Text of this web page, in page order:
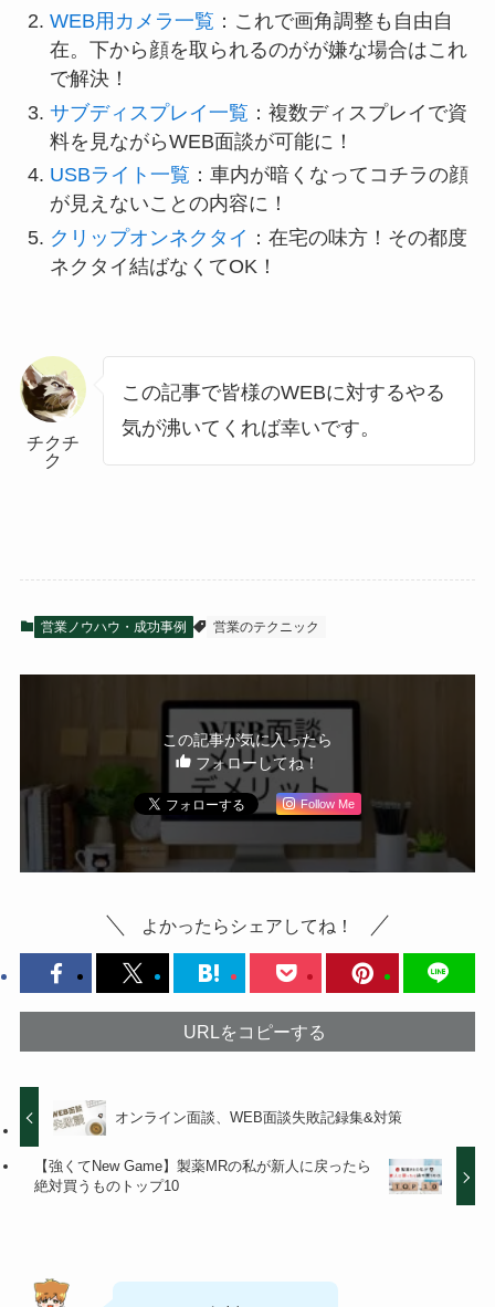
WEB用カメラ一覧 ：これで画角調整も自由自
在。下から顔を取られるのがが嫌な場合はこれ
で解決！
サブディスプレイ一覧 ：複数ディスプレイで資
料を見ながらWEB面談が可能に！
USBライト一覧 ：車内が暗くなってコチラの顔
が見えないことの内容に！
クリップオンネクタイ ：在宅の味方！その都度
ネクタイ結ばなくてOK！
チクチ
ク
この記事で皆様のWEBに対するやる
気が沸いてくれば幸いです。
営業ノウハウ・成功事例 営業のテクニック
この記事が気に入ったら
フォローしてね！
Follow Me
よかったらシェアしてね！
URLをコピーする
オンライン面談、WEB面談失敗記録集&対策
【強くてNew Game】製薬MRの私が新人に戻ったら
絶対買うものトップ10